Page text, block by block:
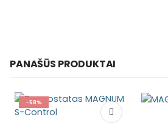
PANAŠŪS PRODUKTAI
-58%